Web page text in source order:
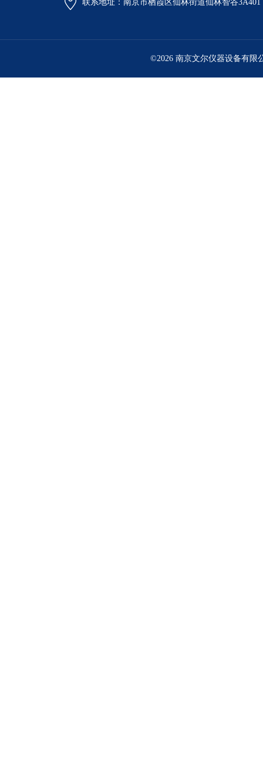
联系地址：南京市栖霞区仙林街道仙林智谷3A401
©2026 南京文尔仪器设备有限